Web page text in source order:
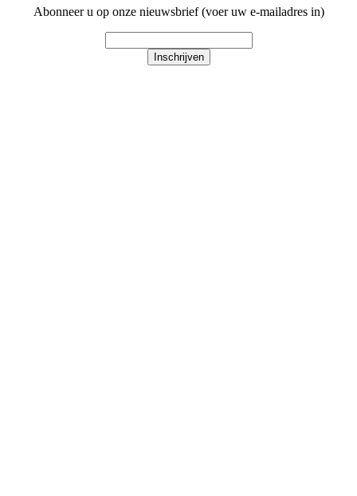
Abonneer u op onze nieuwsbrief (voer uw e-mailadres in)
Inschrijven